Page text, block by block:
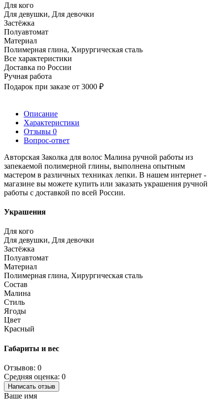
Для кого
Для девушки, Для девочки
Застёжка
Полуавтомат
Материал
Полимерная глина, Хирургическая сталь
Все характеристики
Доставка по России
Ручная работа
Подарок при заказе от 3000 ₽
Описание
Характеристики
Отзывы 0
Вопрос-ответ
Авторская Заколка для волос Малина ручной работы из
запекаемой полимерной глины, выполнена опытным
мастером в различных техниках лепки. В нашем интернет -
магазине вы можете купить или заказать украшения ручной
работы с доставкой по всей России.
Украшения
Для кого
Для девушки, Для девочки
Застёжка
Полуавтомат
Материал
Полимерная глина, Хирургическая сталь
Состав
Малина
Стиль
Ягоды
Цвет
Красный
Габариты и вес
Отзывов: 0
Средняя оценка: 0
Написать отзыв
Ваше имя